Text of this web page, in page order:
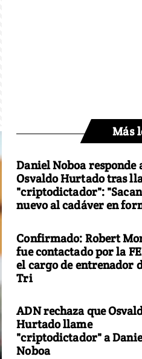
Más
Daniel Noboa responde
Osvaldo Hurtado tras
"criptodictador":
nuevo al cadáver en
Confirmado: Robert
fue contactado por la
el cargo de entrenador
Tri
ADN rechaza que
Hurtado llame
"criptodictador" a
Noboa